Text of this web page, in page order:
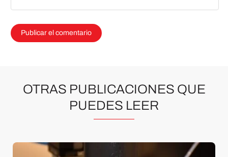
OTRAS PUBLICACIONES QUE
PUEDES LEER